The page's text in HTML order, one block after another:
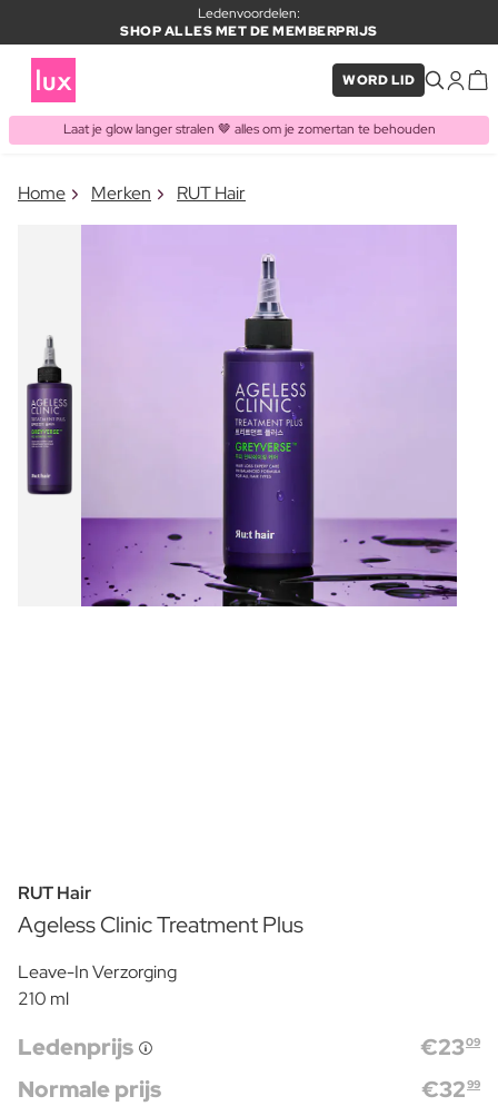
Ledenvoordelen:
SHOP ALLES MET DE MEMBERPRIJS
WORD LID
Laat je glow langer stralen 🤎 alles om je zomertan te behouden
ITEM TOEGEVOEGD AAN
WINKELMAND
Home Merken RUT Hair
RUT Hair
Ageless Clinic Treatment Plus
Leave-In Verzorging
210 ml
Ledenprijs €2309
Normale prijs €3299